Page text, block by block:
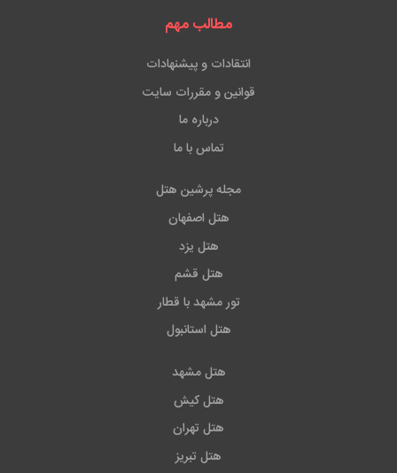
مطالب مهم
انتقادات و پیشنهادات
قوانین و مقررات سایت
درباره ما
تماس با ما
مجله پرشین هتل
هتل اصفهان
هتل یزد
هتل قشم
تور مشهد با قطار
هتل استانبول
هتل مشهد
هتل کیش
هتل تهران
هتل تبریز